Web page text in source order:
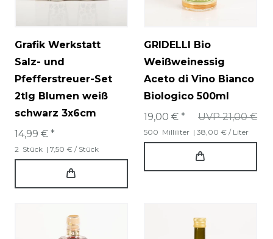
Grafik Werkstatt
Salz- und
Pfefferstreuer-Set
2tlg Blumen weiß
schwarz 3x6cm
14,99 € *
2 Stück | 7,50 € / Stück
GRIDELLI Bio
Weißweinessig
Aceto di Vino Bianco
Biologico 500ml
UVP 21,00 €
19,00 € *
500 Milliliter | 38,00 € / Liter